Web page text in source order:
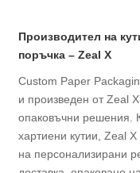
Производител на
поръчка – Zeal X
Custom Paper
и произведен от Zeal
опаковъчни решения.
хартиени кутии, Zeal
на персонализирани